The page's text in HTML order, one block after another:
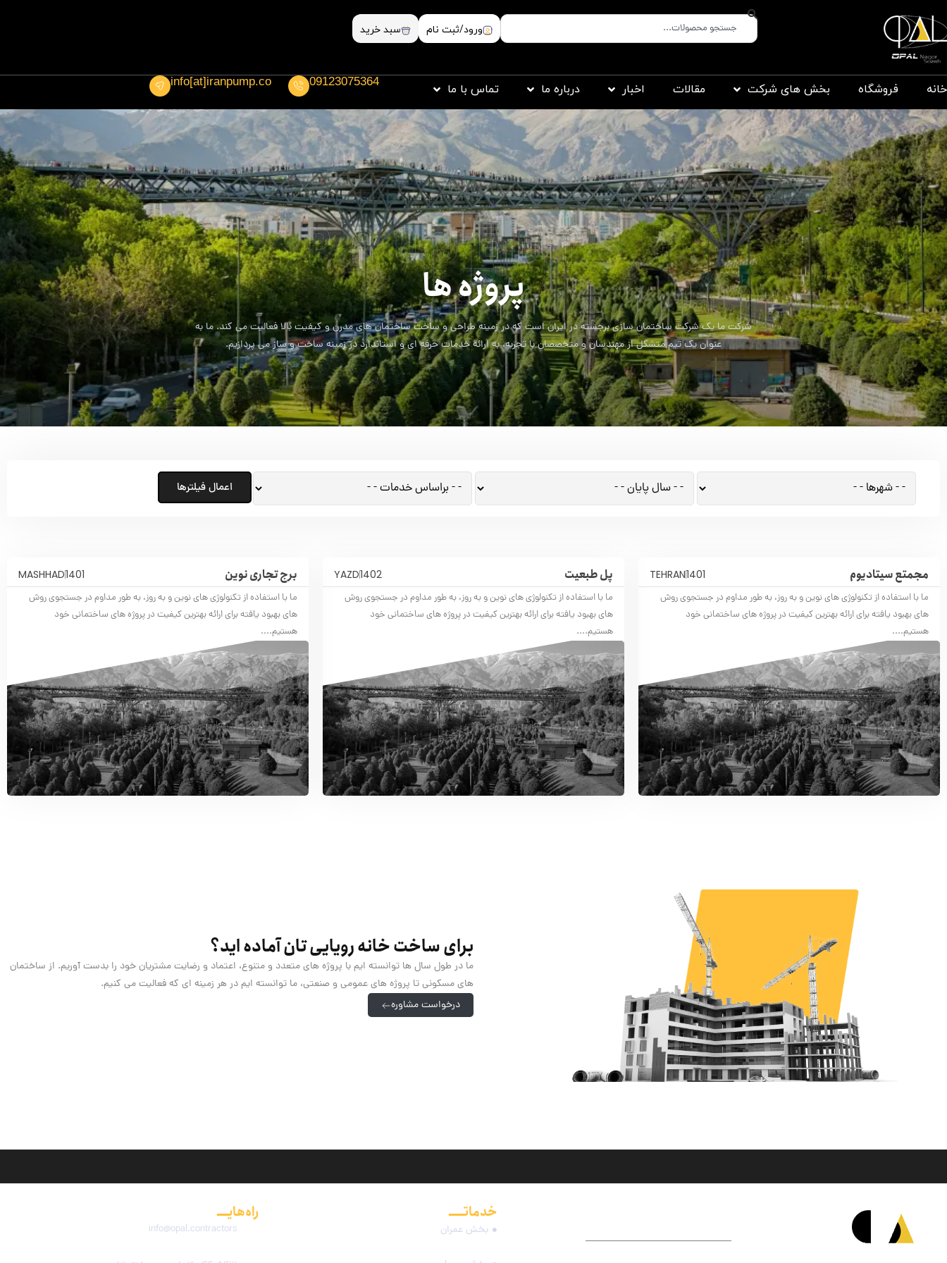
ورود/ثبت نام سبد خرید
خانه فروشگاه بخش های شرکت مقالات اخبار درباره ما تماس با ما
09123075364
info[at]iranpump.co
projects
پروژه ها
شرکت ما یک شرکت ساختمان سازی برجسته در ایران است که در زمینه طراحی و ساخت ساختمان های مدرن و کیفیت بالا فعالیت می کند. ما به
عنوان یک تیم متشکل از مهندسان و متخصصان با تجربه، به ارائه خدمات حرفه ای و استاندارد در زمینه ساخت و ساز می پردازیم.
اعمال فیلترها
مجمتع سیتادیوم 1401
TEHRAN
ما با استفاده از تکنولوژی های نوین و به روز، به طور مداوم در جستجوی روش
های بهبود یافته برای ارائه بهترین کیفیت در پروژه های ساختمانی خود
هستیم....
پل طبعیت 1402
YAZD
ما با استفاده از تکنولوژی های نوین و به روز، به طور مداوم در جستجوی روش
های بهبود یافته برای ارائه بهترین کیفیت در پروژه های ساختمانی خود
هستیم....
برج تجاری نوین 1401
MASHHAD
ما با استفاده از تکنولوژی های نوین و به روز، به طور مداوم در جستجوی روش
های بهبود یافته برای ارائه بهترین کیفیت در پروژه های ساختمانی خود
هستیم....
برای ساخت خانه رویایی تان آماده اید؟
ما در طول سال ها توانسته ایم با پروژه های متعدد و متنوع، اعتماد و رضایت مشتریان خود را بدست آوریم. از ساختمان
های مسکونی تا پروژه های عمومی و صنعتی، ما توانسته ایم در هر زمینه ای که فعالیت می کنیم.
درخواست مشاوره
خدماتـــــمجموعه
بخش عمران
راه‌هایــــارتباطی
info@opal.contractors